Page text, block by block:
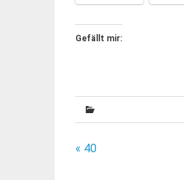
Gefällt mir:
« 40